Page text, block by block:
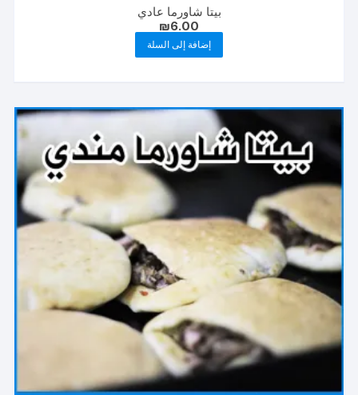
بيتا شاورما عادي
₪6.00
إضافة إلى السلة